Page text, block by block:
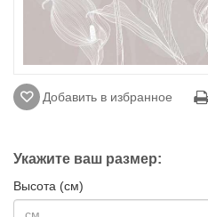
Добавить в избранное
Укажите ваш размер:
Высота (см)